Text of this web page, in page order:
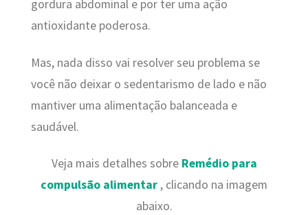
gordura abdominal e por ter uma ação
antioxidante poderosa.
Mas, nada disso vai resolver seu problema se
você não deixar o sedentarismo de lado e não
mantiver uma alimentação balanceada e
saudável.
Veja mais detalhes sobre Remédio para
compulsão alimentar , clicando na imagem
abaixo.